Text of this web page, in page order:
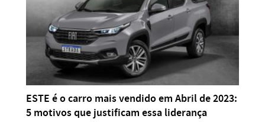
ESTE é o carro mais vendido em Abril de 2023:
5 motivos que justificam essa liderança